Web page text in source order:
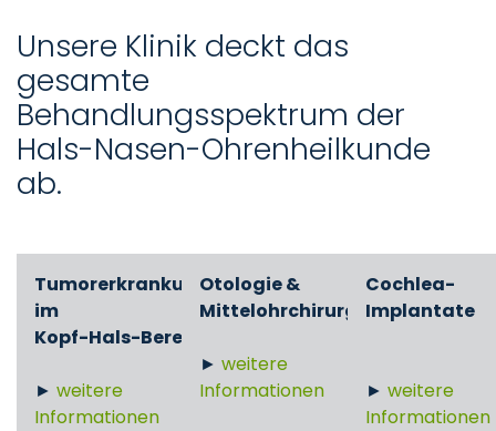
Unsere Klinik deckt das
gesamte
Behandlungsspektrum der
Hals-Nasen-Ohrenheilkunde
ab.
Tumorerkrankungen
im
Kopf-Hals-Bereich
► weitere
Informationen
Otologie &
Mittelohrchirurgie
►weitere
Informationen
Cochlea-
Implantate
► weitere
Informationen